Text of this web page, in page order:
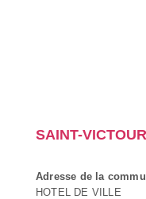
SAINT-VICTOUR
Adresse de la
HOTEL DE VILLE